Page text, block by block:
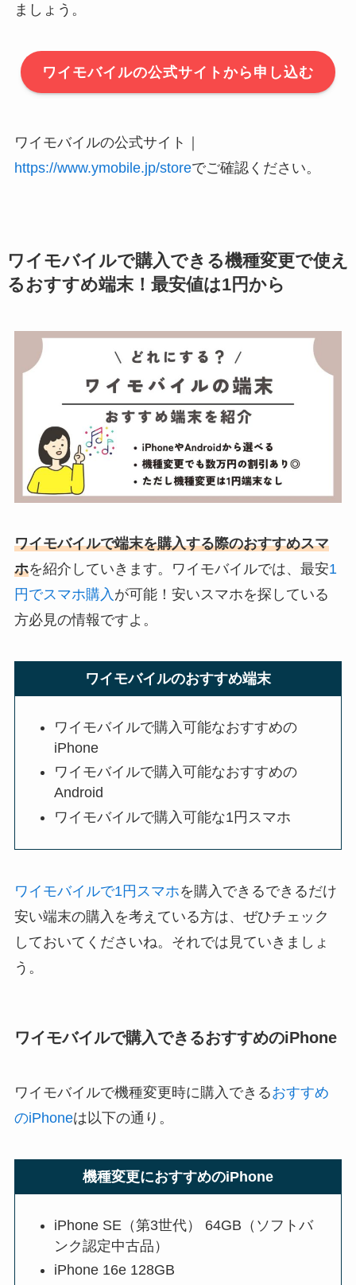
ましょう。
ワイモバイルの公式サイトから申し込む
ワイモバイルの公式サイト｜
https://www.ymobile.jp/storeでご確認ください。
ワイモバイルで購入できる機種変更で使え
るおすすめ端末！最安値は1円から
ワイモバイルで端末を購入する際のおすすめスマ
ホを紹介していきます。ワイモバイルでは、最安1
円でスマホ購入 が可能！安いスマホを探している
方必見の情報ですよ。
ワイモバイルのおすすめ端末
ワイモバイルで購入可能なおすすめの
iPhone
ワイモバイルで購入可能なおすすめの
Android
ワイモバイルで購入可能な1円スマホ
ワイモバイルで1円スマホを購入できるできるだけ
安い端末の購入を考えている方は、ぜひチェック
しておいてくださいね。それでは見ていきましょ
う。
ワイモバイルで購入できるおすすめのiPhone
ワイモバイルで機種変更時に購入できるおすすめ
のiPhoneは以下の通り。
機種変更におすすめのiPhone
iPhone SE（第3世代） 64GB（ソフトバ
ンク認定中古品）
iPhone 16e 128GB